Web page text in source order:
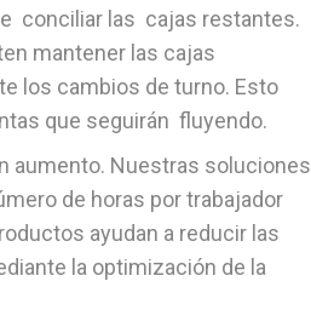
conciliar las cajas restantes.
mantener las cajas
los cambios de turno. Esto
que seguirán fluyendo.
aumento. Nuestras soluciones
de horas por trabajador
ayudan a reducir las
la optimización de la